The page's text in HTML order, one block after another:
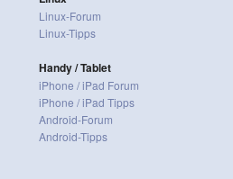
Linux-Forum
Linux-Tipps
Handy / Tablet
iPhone / iPad Forum
iPhone / iPad Tipps
Android-Forum
Android-Tipps